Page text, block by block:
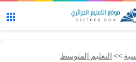
>>التعليم المتوسط